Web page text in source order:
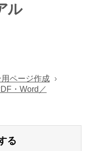
ル
ページ作成
・Word／
る